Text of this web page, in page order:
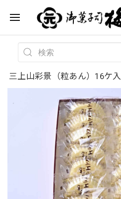
三上山彩景（粒あん）16ケ入